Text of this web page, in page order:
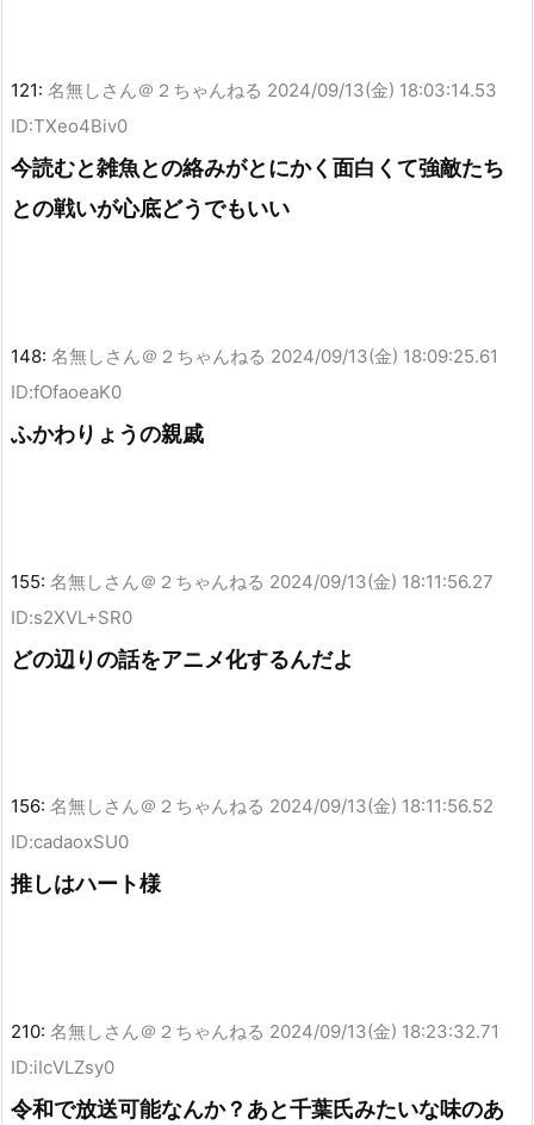
121: 名無しさん＠２ちゃんねる 2024/09/13(金) 18:03:14.53
ID:TXeo4Biv0
今読むと雑魚との絡みがとにかく面白くて強敵たち
との戦いが心底どうでもいい
148: 名無しさん＠２ちゃんねる 2024/09/13(金) 18:09:25.61
ID:fOfaoeaK0
ふかわりょうの親戚
155: 名無しさん＠２ちゃんねる 2024/09/13(金) 18:11:56.27
ID:s2XVL+SR0
どの辺りの話をアニメ化するんだよ
156: 名無しさん＠２ちゃんねる 2024/09/13(金) 18:11:56.52
ID:cadaoxSU0
推しはハート様
210: 名無しさん＠２ちゃんねる 2024/09/13(金) 18:23:32.71
ID:iIcVLZsy0
令和で放送可能なんか？あと千葉氏みたいな味のあ